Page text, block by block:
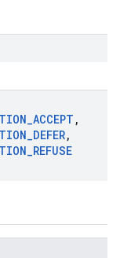
_ACCEPT ,
_DEFER,
_REFUSE